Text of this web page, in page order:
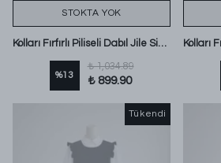
STOKTA YOK
Kolları Fırfırlı Piliseli Dabıl Jile Siyah
%13
₺ 1,034.89
₺ 899.90
Tükendi